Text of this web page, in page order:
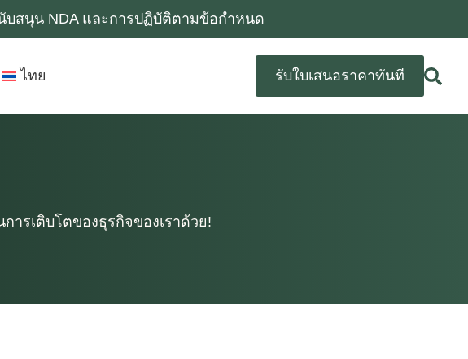
บสนุน NDA และการปฏิบัติตามข้อกําหนด
ไทย รับใบเสนอราคาทันที
รเติบโตของธุรกิจของเราด้วย!